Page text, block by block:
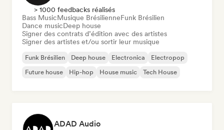
> 1000 feedbacks réalisés
Bass MusicMusique BrésilienneFunk Brésilien
Dance musicDeep house
Signer des contrats d’édition avec des artistes
Signer des artistes et/ou sortir leur musique
Funk Brésilien Deep house Electronica
Electropop
Future house
Hip-hop House music Tech House
ADAD Audio